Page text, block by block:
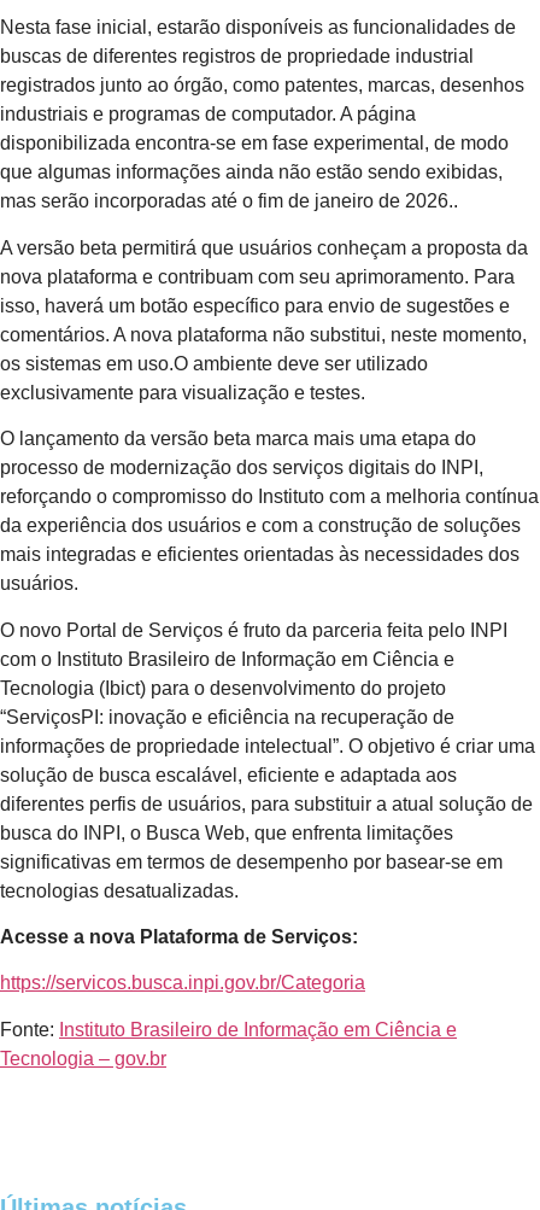
Nesta fase inicial, estarão disponíveis as funcionalidades de
buscas de diferentes registros de propriedade industrial
registrados junto ao órgão, como patentes, marcas, desenhos
industriais e programas de computador. A página
disponibilizada encontra-se em fase experimental, de modo
que algumas informações ainda não estão sendo exibidas,
mas serão incorporadas até o fim de janeiro de 2026..
A versão beta permitirá que usuários conheçam a proposta da
nova plataforma e contribuam com seu aprimoramento. Para
isso, haverá um botão específico para envio de sugestões e
comentários. A nova plataforma não substitui, neste momento,
os sistemas em uso.O ambiente deve ser utilizado
exclusivamente para visualização e testes.
O lançamento da versão beta marca mais uma etapa do
processo de modernização dos serviços digitais do INPI,
reforçando o compromisso do Instituto com a melhoria contínua
da experiência dos usuários e com a construção de soluções
mais integradas e eficientes orientadas às necessidades dos
usuários.
O novo Portal de Serviços é fruto da parceria feita pelo INPI
com o Instituto Brasileiro de Informação em Ciência e
Tecnologia (Ibict) para o desenvolvimento do projeto
“ServiçosPI: inovação e eficiência na recuperação de
informações de propriedade intelectual”. O objetivo é criar uma
solução de busca escalável, eficiente e adaptada aos
diferentes perfis de usuários, para substituir a atual solução de
busca do INPI, o Busca Web, que enfrenta limitações
significativas em termos de desempenho por basear-se em
tecnologias desatualizadas.
Acesse a nova Plataforma de Serviços:
https://servicos.busca.inpi.gov.br/Categoria
Fonte: Instituto Brasileiro de Informação em Ciência e
Tecnologia – gov.br